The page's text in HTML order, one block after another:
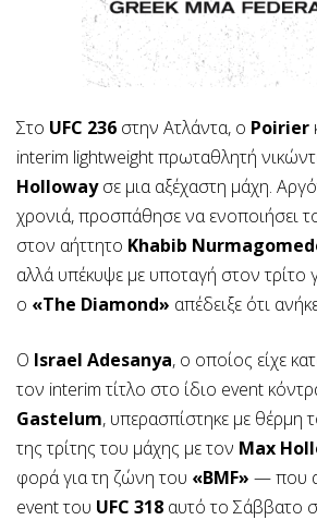
Στο UFC 236 στην Ατλάντα, ο Poirier
interim lightweight πρωταθλητή
Hollowayσε μια αξέχαστη μάχη.
χρονιά, προσπάθησε να ενοποιήσει
στον αήττητο Khabib
αλλά υπέκυψε με υποταγή στον
ο «The Diamond» απέδειξε ότι
Ο Israel Adesanya, ο οποίος είχε
τον interim τίτλο στο ίδιο event
Gastelum, υπερασπίστηκε με θέρμη
της τρίτης του μάχης με τον Max
φορά για τη ζώνη του «BMF» — που
event του UFC 318 αυτό το Σάββατο